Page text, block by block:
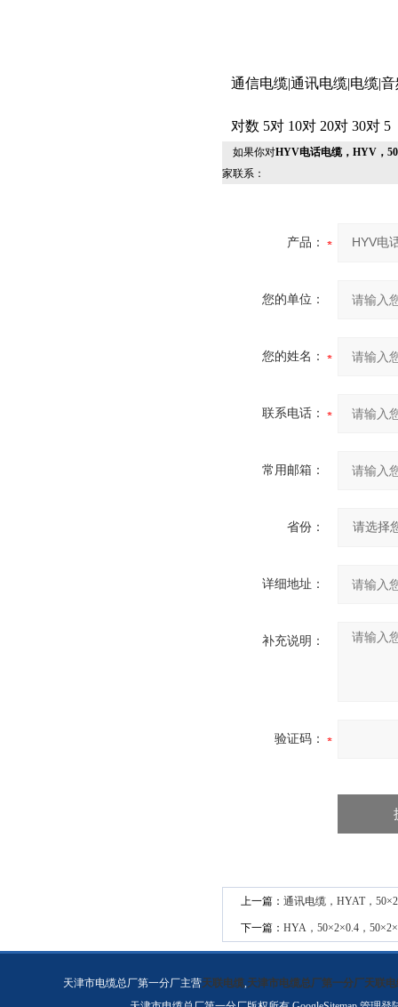
通信电缆|通讯电缆|电缆|
对数 5对 10对 20对 30对 5
如果你对HYV电话电缆，HYV，
家联系：
产品：
您的单位：
您的姓名：
联系电话：
常用邮箱：
省份：
详细地址：
补充说明：
验证码：
上一篇： 通讯电缆，HYAT，
下一篇： HYA，50×2×0.4，
天津市电缆总厂第一分厂主营天联电缆,天津市电缆总厂第一分厂天联电